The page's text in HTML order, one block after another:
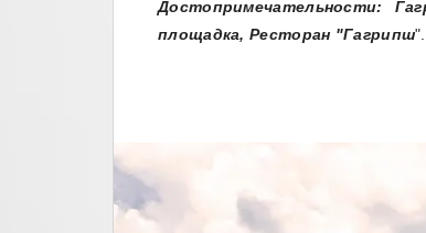
Достопримечательности:
площадка, Ресторан "Гагрипш".